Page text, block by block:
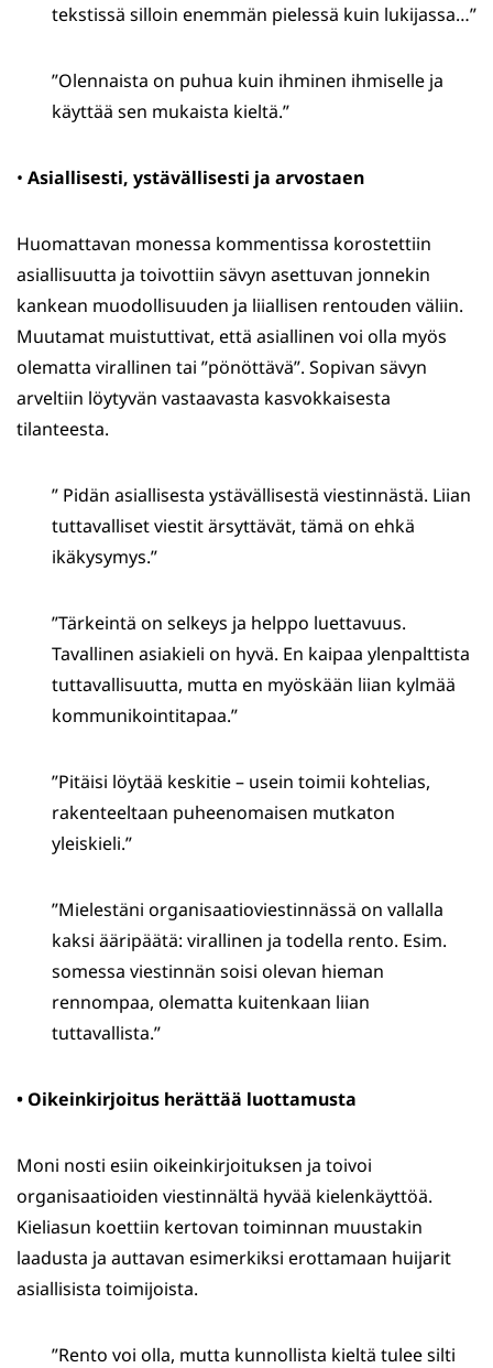
tekstissä silloin enemmän pielessä kuin lukijassa…”
”Olennaista on puhua kuin ihminen ihmiselle ja
käyttää sen mukaista kieltä.”
• Asiallisesti, ystävällisesti ja arvostaen
Huomattavan monessa kommentissa korostettiin
asiallisuutta ja toivottiin sävyn asettuvan jonnekin
kankean muodollisuuden ja liiallisen rentouden väliin.
Muutamat muistuttivat, että asiallinen voi olla myös
olematta virallinen tai ”pönöttävä”. Sopivan sävyn
arveltiin löytyvän vastaavasta kasvokkaisesta
tilanteesta.
” Pidän asiallisesta ystävällisestä viestinnästä. Liian
tuttavalliset viestit ärsyttävät, tämä on ehkä
ikäkysymys.”
”Tärkeintä on selkeys ja helppo luettavuus.
Tavallinen asiakieli on hyvä. En kaipaa ylenpalttista
tuttavallisuutta, mutta en myöskään liian kylmää
kommunikointitapaa.”
”Pitäisi löytää keskitie – usein toimii kohtelias,
rakenteeltaan puheenomaisen mutkaton
yleiskieli.”
”Mielestäni organisaatioviestinnässä on vallalla
kaksi ääripäätä: virallinen ja todella rento. Esim.
somessa viestinnän soisi olevan hieman
rennompaa, olematta kuitenkaan liian
tuttavallista.”
• Oikeinkirjoitus herättää luottamusta
Moni nosti esiin oikeinkirjoituksen ja toivoi
organisaatioiden viestinnältä hyvää kielenkäyttöä.
Kieliasun koettiin kertovan toiminnan muustakin
laadusta ja auttavan esimerkiksi erottamaan huijarit
asiallisista toimijoista.
”Rento voi olla, mutta kunnollista kieltä tulee silti